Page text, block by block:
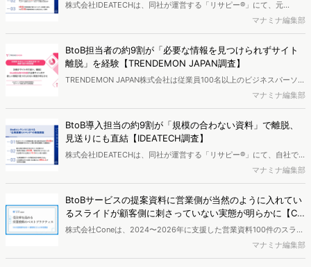
株式会社IDEATECHは、同社が運営する「リサピー®️」にて、元
Microsoft業務執行役員 北川 裕康氏（デマジェン総研）との共同調査
として、直近12か月以内に、年間契約金額（または一括導入費用）が
300万円以上のBtoB商材の導入・見直し・乗り換え・大型契約更新に
2名以上で関与した、BtoB事業を展開する企業に勤務する会社員・経
営者を対象に、日本のBtoB大型購買プロセスに関する実態調査を実施
し、結果を公開しました。
マナミナ編集部
BtoB担当者の約9割が「必要な情報を見つけられずサイト
離脱」を経験【TRENDEMON JAPAN調査】
TRENDEMON JAPAN株式会社は従業員100名以上のビジネスパーソン
を対象に『BtoBサイト訪問者の情報探索課題とチャット体験に関する
実態調査』を実施し、結果を公開しました。
マナミナ編集部
BtoB導入担当の約9割が「規模の合わない資料」で離脱、
見送りにも直結【IDEATECH調査】
株式会社IDEATECHは、同社が運営する「リサピー®️」にて、自社で
利用する製品・サービスの情報収集や導入検討に携わっており、過去1
年間で各社の製品紹介資料や導入事例などを定期的に調べている方を
対象に、BtoBコンテンツにおける"企業規模ミスマッチ"の実態調査を
実施し、結果を公開しました。
マナミナ編集部
BtoBサービスの提案資料に営業側が当然のように入れてい
るスライドが顧客側に刺さっていない実態が明らかに【Co
ne調査】
株式会社Coneは、2024〜2026年に支援した営業資料100件のスライ
ド項目分析と、過去2年以内にBtoBサービスの導入検討に関わった経
験のある方へのアンケートを実施し、結果を公開しました。
マナミナ編集部